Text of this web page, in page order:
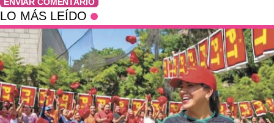
ENVIAR COMENTARIO
LO MÁS LEÍDO